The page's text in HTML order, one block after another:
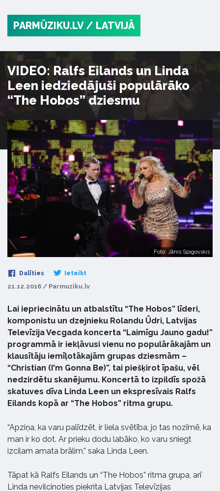
PARMŪZIKU.LV / LATVIJĀ
VIDEO: Ralfs Eilands un Linda
Leen iedziedājuši populārāko
“The Hobos” dziesmu
Foto: Jānis Spigovskis
Dalīties Ieteikt
21.12.2016 / Parmuziku.lv
Lai iepriecinātu un atbalstītu “The Hobos” līderi,
komponistu un dzejnieku Rolandu Ūdri, Latvijas
Televīzija Vecgada koncerta “Laimīgu Jauno gadu!”
programmā ir iekļāvusi vienu no populārākajām un
klausītāju iemīļotākajām grupas dziesmām –
“Christian (I'm Gonna Be)”, tai piešķirot īpašu, vēl
nedzirdētu skanējumu. Koncertā to izpildīs spožā
skatuves dīva Linda Leen un ekspresīvais Ralfs
Eilands kopā ar “The Hobos” ritma grupu.
“Apziņa, ka varu palīdzēt, ir liela svētība, jo tas nozīmē, ka
man ir ko dot. Ar prieku dodu labāko, ko varu sniegt
izcilam amata brālim,” saka Linda Leen.
Tāpat kā Ralfs Eilands un “The Hobos” ritma grupa, arī
Linda nevilcinoties piekrita Latvijas Televīzijas